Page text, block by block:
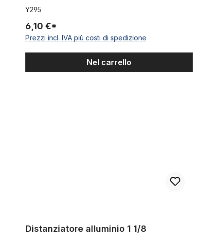
Y295
6,10 €*
Prezzi incl. IVA più costi di spedizione
Nel carrello
Distanziatore alluminio 1 1/8